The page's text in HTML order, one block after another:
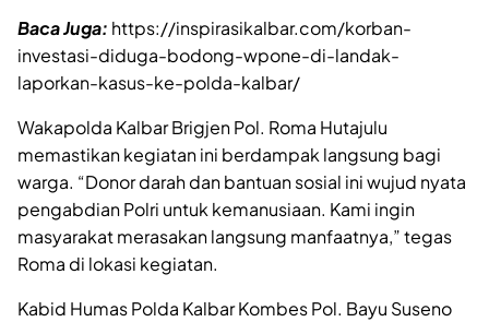
Baca Juga: https://inspirasikalbar.com/korban-
investasi-diduga-bodong-wpone-di-landak-
laporkan-kasus-ke-polda-kalbar/
Wakapolda Kalbar Brigjen Pol. Roma Hutajulu
memastikan kegiatan ini berdampak langsung bagi
warga. “Donor darah dan bantuan sosial ini wujud nyata
pengabdian Polri untuk kemanusiaan. Kami ingin
masyarakat merasakan langsung manfaatnya,” tegas
Roma di lokasi kegiatan.
Kabid Humas Polda Kalbar Kombes Pol. Bayu Suseno